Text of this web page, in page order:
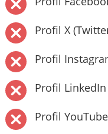
Profil X
Profil
Profil LinkedIn
Profil YouTube